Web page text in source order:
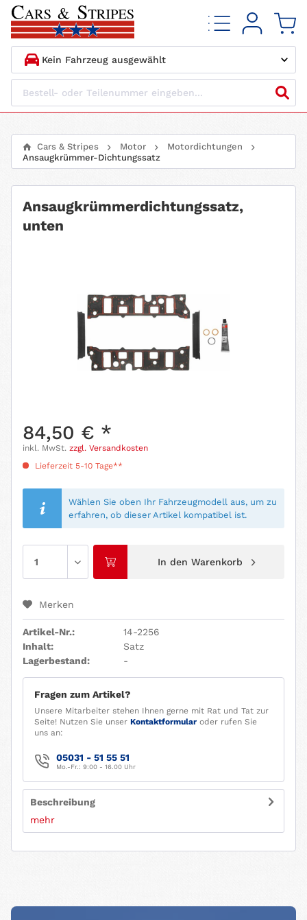
1. HERSTELLER
3. BAUJAHR
4. MOTORTYP
Cars & Stripes Motor
Motordichtungen
Ansaugkrümmer-Dichtungssatz
Ansaugkrümmerdichtungssatz,
unten
84,50 € *
inkl. MwSt. zzgl. Versandkosten
Lieferzeit 5-10 Tage**
Wählen Sie oben Ihr Fahrzeugmodell aus, um zu
erfahren, ob dieser Artikel kompatibel ist.
In den Warenkorb
Merken
Artikel-Nr.:
14-2256
Inhalt:
Satz
Lagerbestand:
-
Fragen zum Artikel?
Unsere Mitarbeiter stehen Ihnen gerne mit Rat und Tat zur
Seite! Nutzen Sie unser Kontaktformular oder rufen Sie
uns an:
05031 - 51 55 51
Mo.-Fr.: 9:00 - 16.00 Uhr
Beschreibung
mehr